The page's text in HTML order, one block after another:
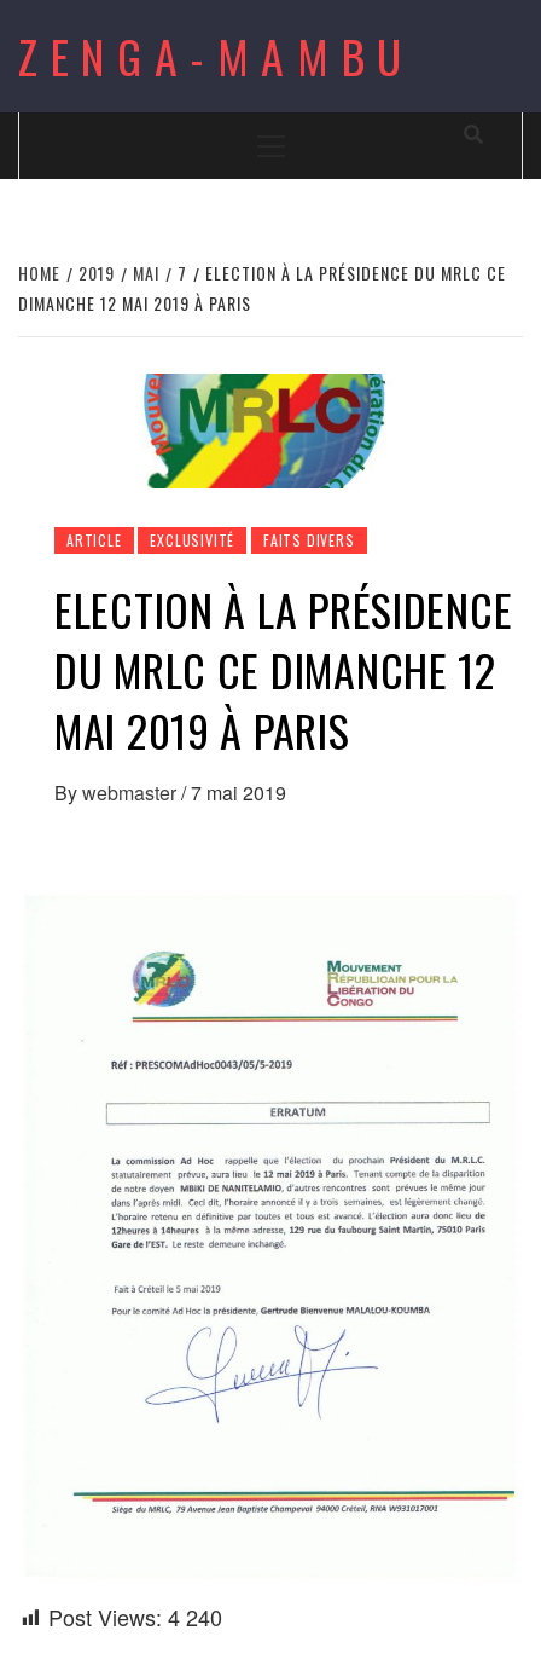
content
ZENGA-MAMBU
HOME 2019 MAI 7
ELECTION À LA PRÉSIDENCE DU MRLC CE
DIMANCHE 12 MAI 2019 À PARIS
ARTICLE EXCLUSIVITÉ FAITS DIVERS
ELECTION À LA PRÉSIDENCE
DU MRLC CE DIMANCHE 12
MAI 2019 À PARIS
Bywebmaster/7 mai 2019
Post Views: 4 240